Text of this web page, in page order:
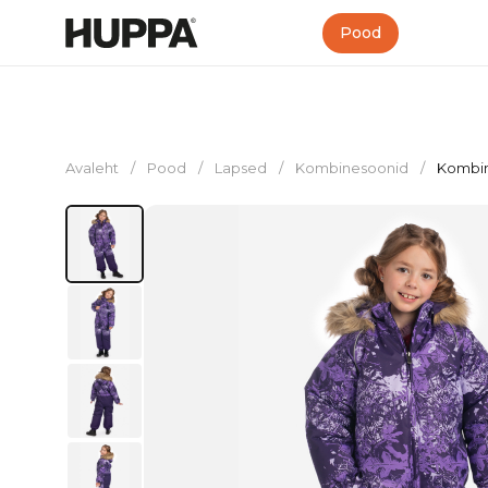
Pood
Avaleht / Pood / Lapsed / Kombinesoonid /